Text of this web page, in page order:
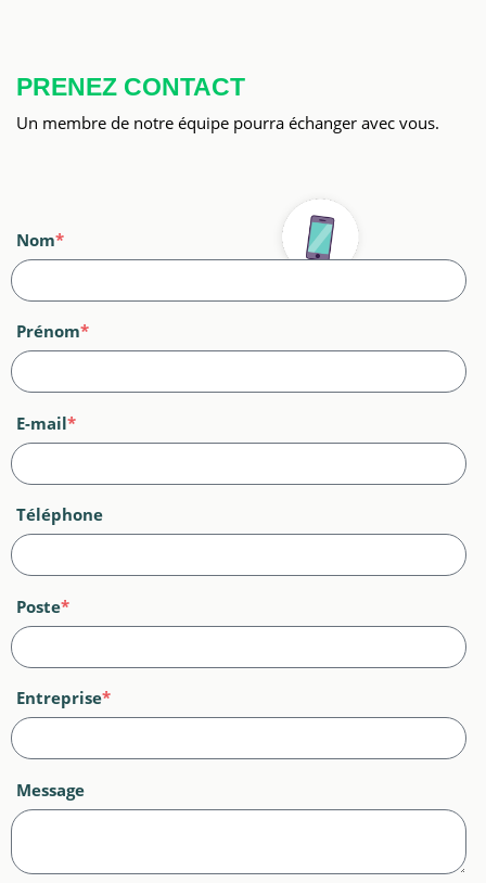
PRENEZ CONTACT
Un membre de notre équipe pourra échanger avec vous.
Nom*
Prénom*
E-mail*
Téléphone
Poste*
Entreprise*
Message